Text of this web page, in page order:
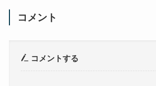
コメント
コメントする